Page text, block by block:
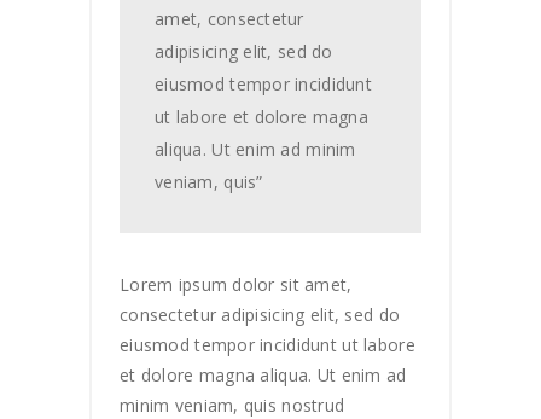
amet, consectetur
adipisicing elit, sed do
eiusmod tempor incididunt
ut labore et dolore magna
aliqua. Ut enim ad minim
veniam, quis”
Lorem ipsum dolor sit amet,
consectetur adipisicing elit, sed do
eiusmod tempor incididunt ut labore
et dolore magna aliqua. Ut enim ad
minim veniam, quis nostrud